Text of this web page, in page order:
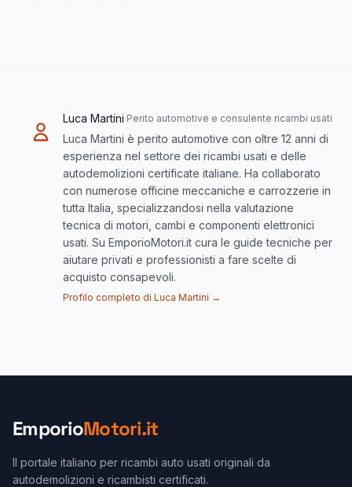
Luca Martini·Perito automotive e consulente ricambi usati
Luca Martini è perito automotive con oltre 12 anni di
esperienza nel settore dei ricambi usati e delle
autodemolizioni certificate italiane. Ha collaborato
con numerose officine meccaniche e carrozzerie in
tutta Italia, specializzandosi nella valutazione
tecnica di motori, cambi e componenti elettronici
usati. Su EmporioMotori.it cura le guide tecniche per
aiutare privati e professionisti a fare scelte di
acquisto consapevoli.
Profilo completo di Luca Martini →
EmporioMotori.it
Il portale italiano per ricambi auto usati originali da
autodemolizioni e ricambisti certificati.